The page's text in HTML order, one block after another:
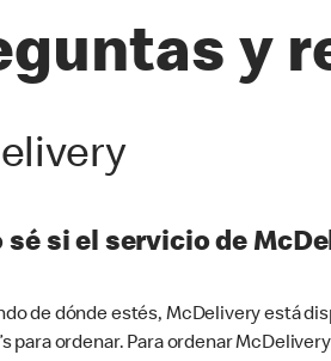
y
sé si el servicio de
de dónde estés, McDelivery está
para ordenar. Para ordenar